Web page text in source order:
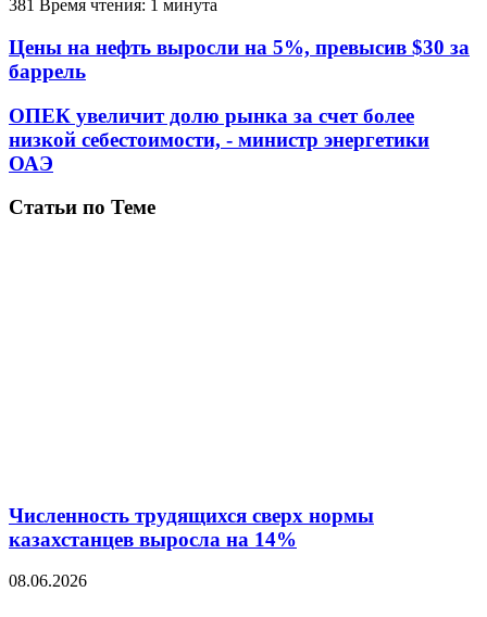
381 Время чтения: 1 минута
Цены на нефть выросли на 5%, превысив $30 за
баррель
ОПЕК увеличит долю рынка за счет более
низкой себестоимости, - министр энергетики
ОАЭ
Статьи по Теме
Численность трудящихся сверх нормы
казахстанцев выросла на 14%
08.06.2026